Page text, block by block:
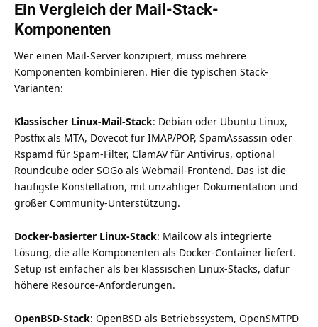
Ein Vergleich der Mail-Stack-
Komponenten
Wer einen Mail-Server konzipiert, muss mehrere
Komponenten kombinieren. Hier die typischen Stack-
Varianten:
Klassischer Linux-Mail-Stack: Debian oder Ubuntu Linux,
Postfix als MTA, Dovecot für IMAP/POP, SpamAssassin oder
Rspamd für Spam-Filter, ClamAV für Antivirus, optional
Roundcube oder SOGo als Webmail-Frontend. Das ist die
häufigste Konstellation, mit unzähliger Dokumentation und
großer Community-Unterstützung.
Docker-basierter Linux-Stack: Mailcow als integrierte
Lösung, die alle Komponenten als Docker-Container liefert.
Setup ist einfacher als bei klassischen Linux-Stacks, dafür
höhere Resource-Anforderungen.
OpenBSD-Stack: OpenBSD als Betriebssystem, OpenSMTPD